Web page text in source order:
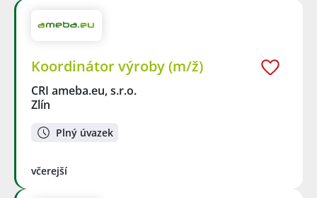
Koordinátor výroby (m/ž)
CRI ameba.eu, s.r.o.
Zlín
Plný úvazek
včerejší